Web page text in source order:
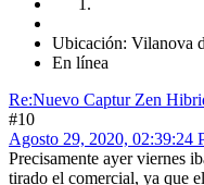
Ubicación: Vilanova
En línea
Re:Nuevo Captur Zen
#10
Agosto 29, 2020, 02:39:24
Precisamente ayer viernes
tirado el comercial, ya que